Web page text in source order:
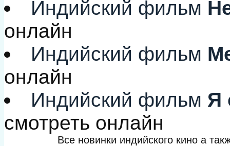
Индийский фильм
онлайн
Индийский фильм
онлайн
Индийский фильм Я
смотреть онлайн
Все новинки индийского кино а